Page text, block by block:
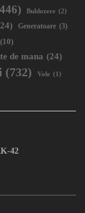
Buldozere (2)
Generatoare (3)
(10)
de mana (24)
(732) Vole (1)
42